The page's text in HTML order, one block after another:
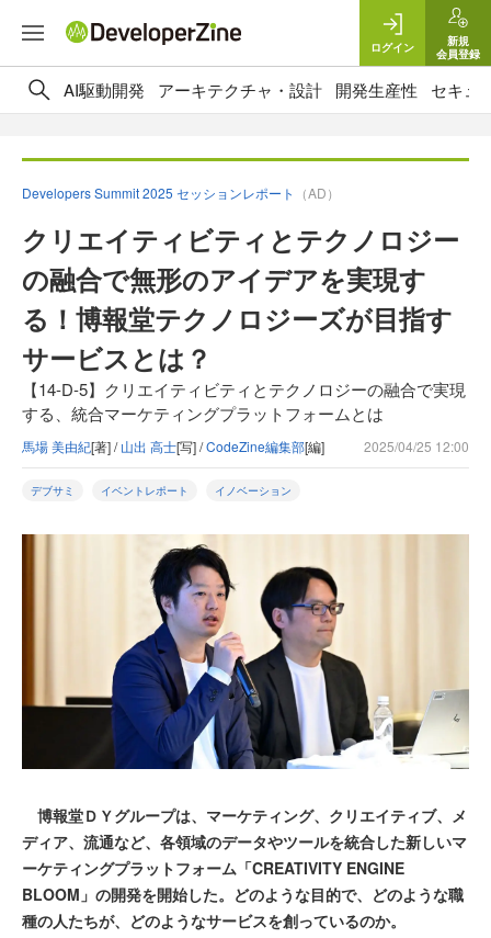
ログイン
新規
会員登録
AI駆動開発 アーキテクチャ・設計 開発生産性 セキュ
Developers Summit 2025 セッションレポート （AD）
クリエイティビティとテクノロジー
の融合で無形のアイデアを実現す
る！博報堂テクノロジーズが目指す
サービスとは？
【14-D-5】クリエイティビティとテクノロジーの融合で実現
する、統合マーケティングプラットフォームとは​
馬場 美由紀[著] /山出 高士[写] /CodeZine編集部[編] 2025/04/25 12:00
デブサミ イベントレポート イノベーション
博報堂ＤＹグループは、マーケティング、クリエイティブ、メ
ディア、流通など、各領域のデータやツールを統合した新しいマ
ーケティングプラットフォーム「CREATIVITY ENGINE
BLOOM」の開発を開始した。どのような目的で、どのような職
種の人たちが、どのようなサービスを創っているのか。